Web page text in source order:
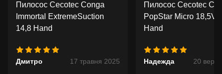
Пилосос Cecotec Conga
Immortal ExtremeSuction
14,8 Hand
Дмитро 17 травня 2025
Пилосос Cecotec
PopStar Micro 18,5V
Hand
Надежда 20